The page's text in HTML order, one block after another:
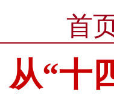
首
从“十